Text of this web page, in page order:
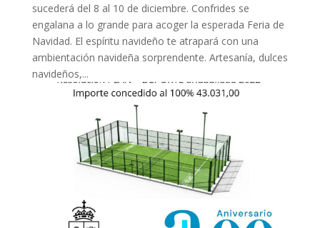
sucederá del 8 al 10 de diciembre. Confrides se
engalana a lo grande para acoger la esperada Feria de
Navidad. El espíritu navideño te atrapará con una
ambientación navideña sorprendente. Artesanía, dulces
navideños,...